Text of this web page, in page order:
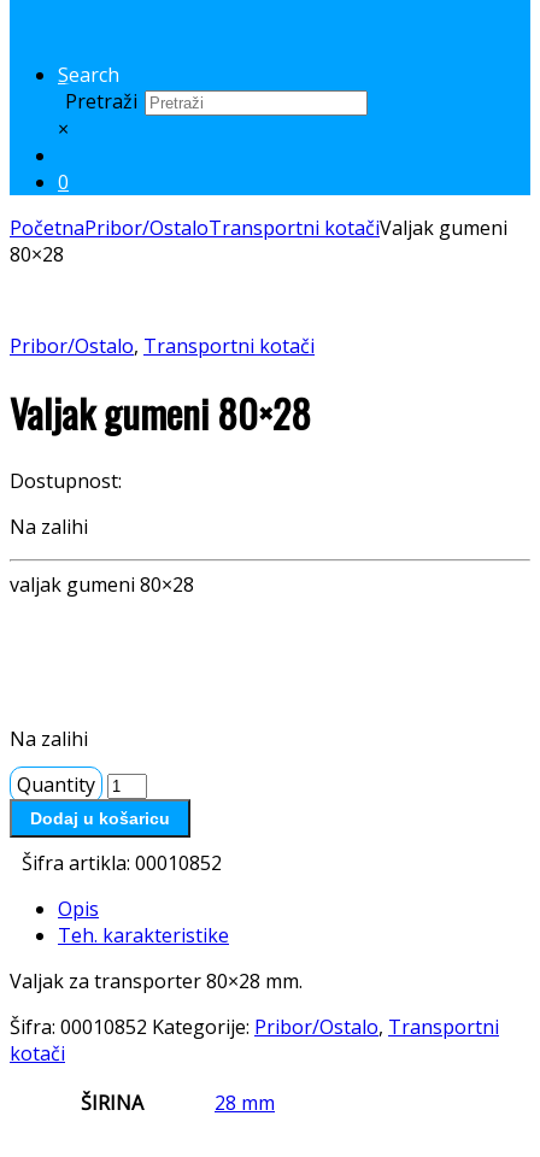
Search
Pretraži
×
0
PočetnaPribor/OstaloTransportni kotačiValjak gumeni
80×28
Pribor/Ostalo, Transportni kotači
Valjak gumeni 80×28
Dostupnost:
Na zalihi
valjak gumeni 80×28
Na zalihi
Quantity
Dodaj u košaricu
Šifra artikla: 00010852
Opis
Teh. karakteristike
Valjak za transporter 80×28 mm.
Šifra: 00010852 Kategorije: Pribor/Ostalo, Transportni
kotači
ŠIRINA
28 mm